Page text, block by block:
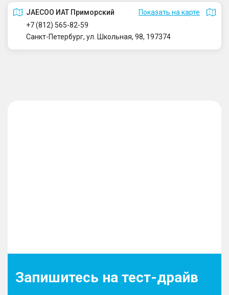
JAECOO ИАТ Приморский
Показать на карте
+7 (812) 565-82-59
Санкт-Петербург, ул. Школьная, 98, 197374
Запишитесь на тест-драйв